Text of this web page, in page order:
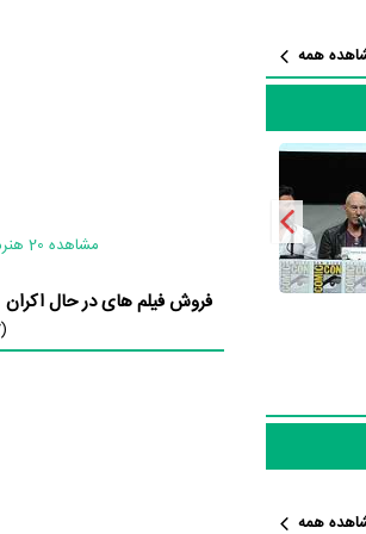
از
باید
و
در نقش Dr.
هلمن در
ثبت شده، 42
همه
همه
مشاهده 20 هنرمند داغ روز
فروش فیلم های در حال اکران
(17 اردیبهشت)